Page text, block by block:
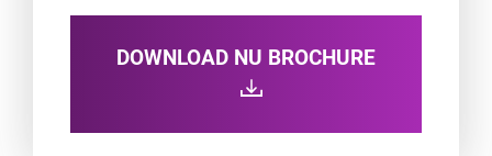
DOWNLOAD NU BROCHURE